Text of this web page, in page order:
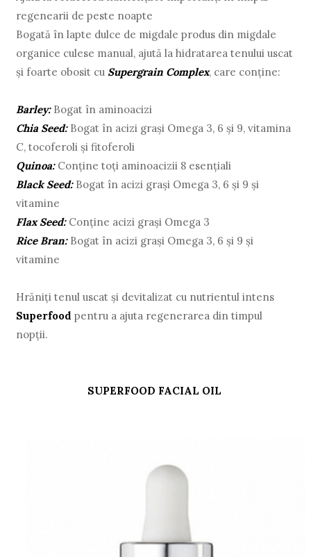
regenearii de peste noapte
Bogată în lapte dulce de migdale produs din migdale
organice culese manual, ajută la hidratarea tenului uscat
și foarte obosit cu Supergrain Complex, care conține:
Barley: Bogat în aminoacizi
Chia Seed: Bogat în acizi grași Omega 3, 6 și 9, vitamina
C, tocoferoli și fitoferoli
Quinoa: Conține toți aminoacizii 8 esențiali
Black Seed: Bogat în acizi grași Omega 3, 6 și 9 și
vitamine
Flax Seed: Conține acizi grași Omega 3
Rice Bran: Bogat în acizi grași Omega 3, 6 și 9 și
vitamine
Hrăniți tenul uscat și devitalizat cu nutrientul intens
Superfoodpentru a ajuta regenerarea din timpul
nopții.
SUPERFOOD FACIAL OIL